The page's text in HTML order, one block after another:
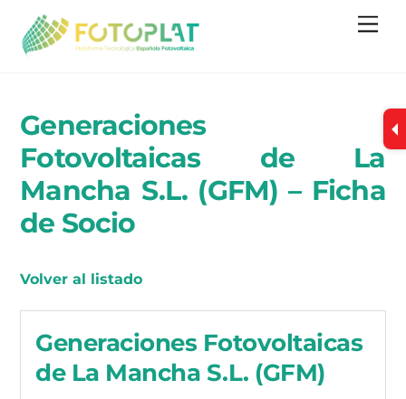
content
Generaciones
Fotovoltaicas de La
Mancha S.L. (GFM) – Ficha
de Socio
Volver al listado
Generaciones Fotovoltaicas
de La Mancha S.L. (GFM)